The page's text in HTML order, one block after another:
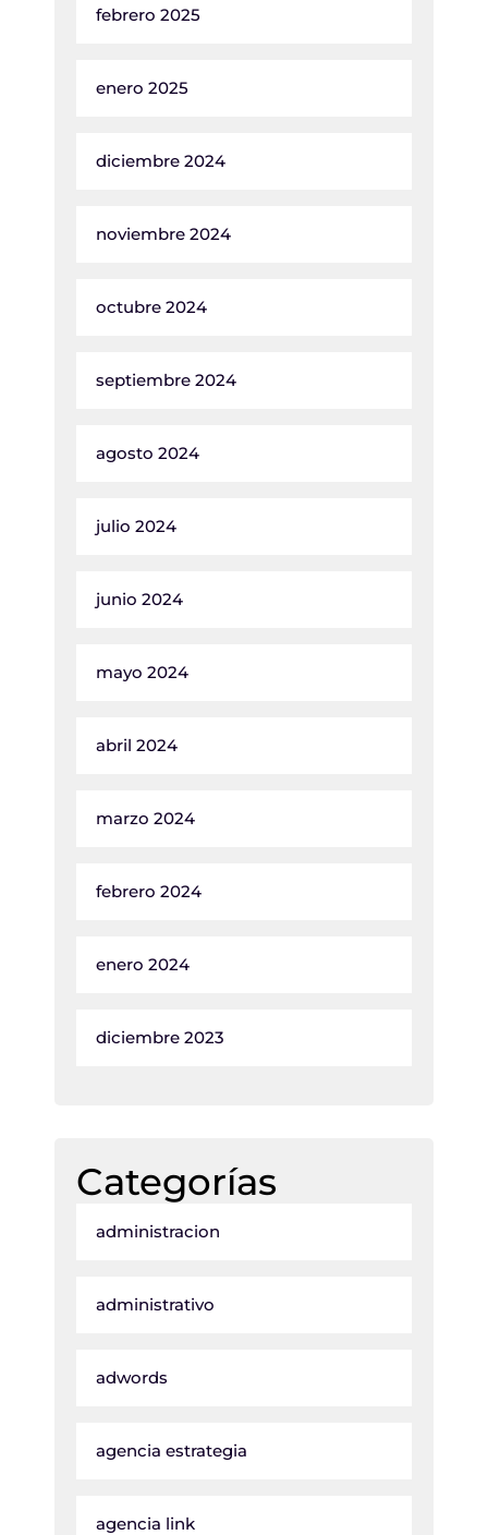
febrero 2025
enero 2025
diciembre 2024
noviembre 2024
octubre 2024
septiembre 2024
agosto 2024
julio 2024
junio 2024
mayo 2024
abril 2024
marzo 2024
febrero 2024
enero 2024
diciembre 2023
Categorías
administracion
administrativo
adwords
agencia estrategia
agencia link